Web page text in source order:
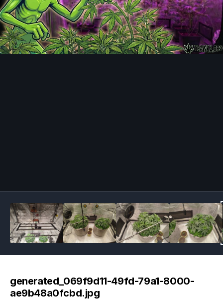
generated_069f9d11-49fd-79a1-8000-
ae9b48a0fcbd.jpg